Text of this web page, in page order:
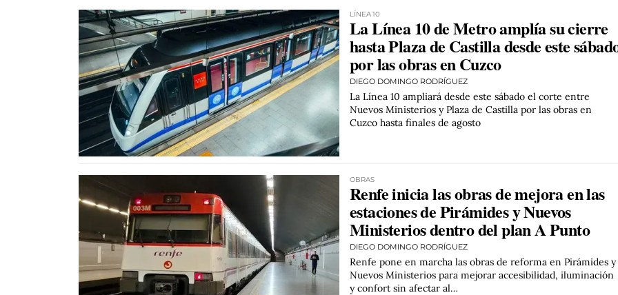
LÍNEA 10
La Línea 10 de Metro amplía su cierre
hasta Plaza de Castilla desde este
por las obras en Cuzco
DIEGO DOMINGO RODRÍGUEZ
La Línea 10 ampliará desde este sábado el corte entre
Nuevos Ministerios y Plaza de Castilla por las obras en
Cuzco hasta finales de agosto
OBRAS
Renfe inicia las obras de mejora en las
estaciones de Pirámides y Nuevos
Ministerios dentro del plan A Punto
DIEGO DOMINGO RODRÍGUEZ
Renfe pone en marcha las obras de reforma en Pirámides y
Nuevos Ministerios para mejorar accesibilidad, iluminación
y confort sin afectar al…